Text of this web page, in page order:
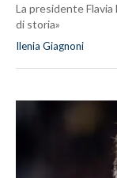
La presidente
di storia»
Ilenia Giagnoni